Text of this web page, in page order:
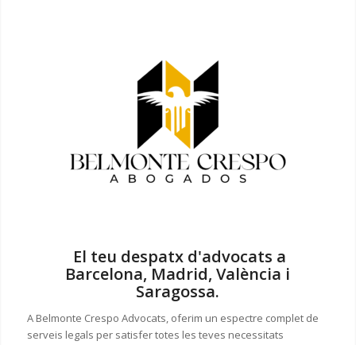
El teu despatx d'advocats a
Barcelona, Madrid, València i
Saragossa.
A Belmonte Crespo Advocats, oferim un espectre complet de
serveis legals per satisfer totes les teves necessitats